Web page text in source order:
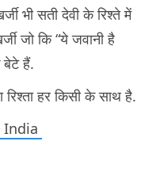
भी सती देवी के रिश्ते में
जो कि “ये जवानी है
बेटे हैं.
रिश्ता हर किसी के साथ है.
India